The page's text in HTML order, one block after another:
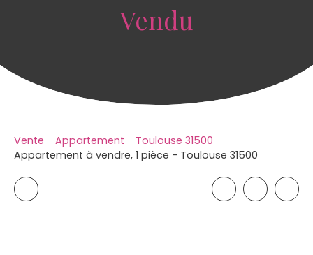
Vendu
Vente Appartement
Toulouse 31500
Appartement à vendre, 1 pièce - Toulouse 31500